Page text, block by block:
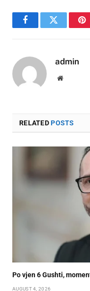
FacebookTwitter
admin
Website
RELATEDPOSTS
Po vjen 6 Gushti,
AUGUST 4, 2026